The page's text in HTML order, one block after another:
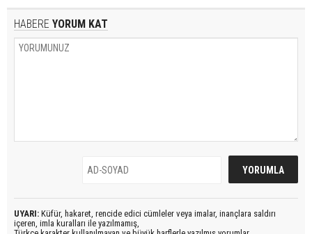
HABERE YORUM KAT
UYARI: Küfür, hakaret, rencide edici cümleler veya imalar, inançlara saldırı
içeren, imla kuralları ile yazılmamış,